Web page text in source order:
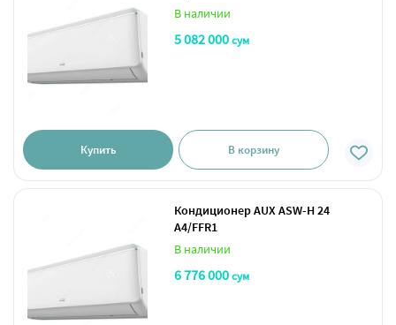
В наличии
5 082 000сум
Купить В корзину
Кондиционер AUX ASW-H 24
A4/FFR1
В наличии
6 776 000сум